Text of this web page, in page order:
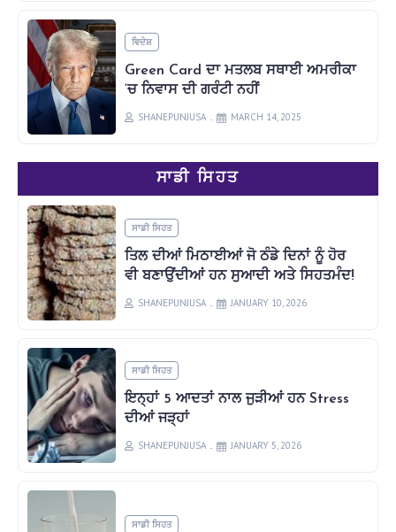
ਵਿਦੇਸ਼
Green Card ਦਾ ਮਤਲਬ ਸਥਾਈ ਅਮਰੀਕਾ
‘ਚ ਨਿਵਾਸ ਦੀ ਗਰੰਟੀ ਨਹੀਂ
SHANEPUNJUSA MARCH 14, 2025
ਸਾਡੀ ਸਿਹਤ
ਸਾਡੀ ਸਿਹਤ
ਤਿਲ ਦੀਆਂ ਮਿਠਾਈਆਂ ਜੋ ਠੰਡੇ ਦਿਨਾਂ ਨੂੰ ਹੋਰ
ਵੀ ਬਣਾਉਂਦੀਆਂ ਹਨ ਸੁਆਦੀ ਅਤੇ ਸਿਹਤਮੰਦ!
SHANEPUNJUSA JANUARY 10, 2026
ਸਾਡੀ ਸਿਹਤ
ਇਨ੍ਹਾਂ 5 ਆਦਤਾਂ ਨਾਲ ਜੁੜੀਆਂ ਹਨ Stress
ਦੀਆਂ ਜੜ੍ਹਾਂ
SHANEPUNJUSA JANUARY 5, 2026
ਸਾਡੀ ਸਿਹਤ